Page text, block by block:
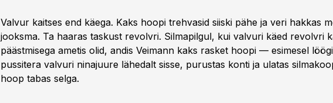
Valvur kaitses end käega. Kaks hoopi trehvasid siiski pähe ja veri hakkas
jooksma. Ta haaras taskust revolvri. Silmapilgul, kui valvuri käed revolvri
päästmisega ametis olid, andis Veimann kaks rasket hoopi — esimesel
pussitera valvuri ninajuure lähedalt sisse, purustas konti ja ulatas
hoop tabas selga.